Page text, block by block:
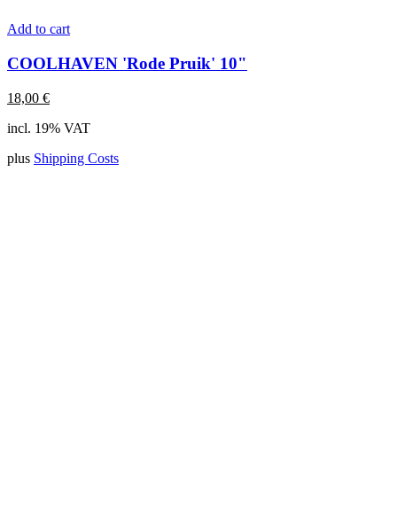
Add to cart
COOLHAVEN 'Rode Pruik' 10"
18,00 €
incl. 19% VAT
plus Shipping Costs